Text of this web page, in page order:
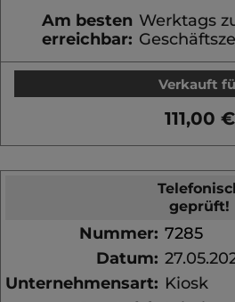
Am besten
erreichbar:
Werktags
Verkauft
111,00 €
geprüft!
Nummer: 7285
Datum:
Unternehmensart: Kiosk